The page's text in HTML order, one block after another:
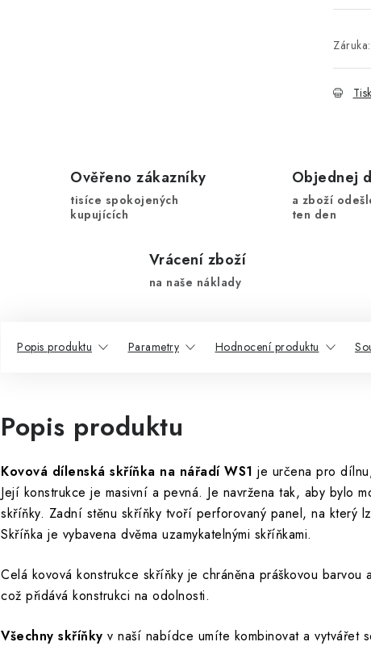
Záruka:
Tisk
Ověřeno zákazníky
tisíce spokojených
kupujících
Objednej
a zboží
ten den
Vrácení zboží
na naše náklady
Popis produktu Parametry Hodnocení produktu
Popis produktu
Kovová dílenská skříňka na nářadí WS1 je určena pro
Její konstrukce je masivní a pevná. Je navržena tak, aby bylo
skříňky. Zadní stěnu skříňky tvoří perforovaný panel, na který
Skříňka je vybavena dvěma uzamykatelnými skříňkami.
Celá kovová konstrukce skříňky je chráněna práškovou
což přidává konstrukci na odolnosti.
Všechny skříňky v naší nabídce umíte kombinovat a vytvářet